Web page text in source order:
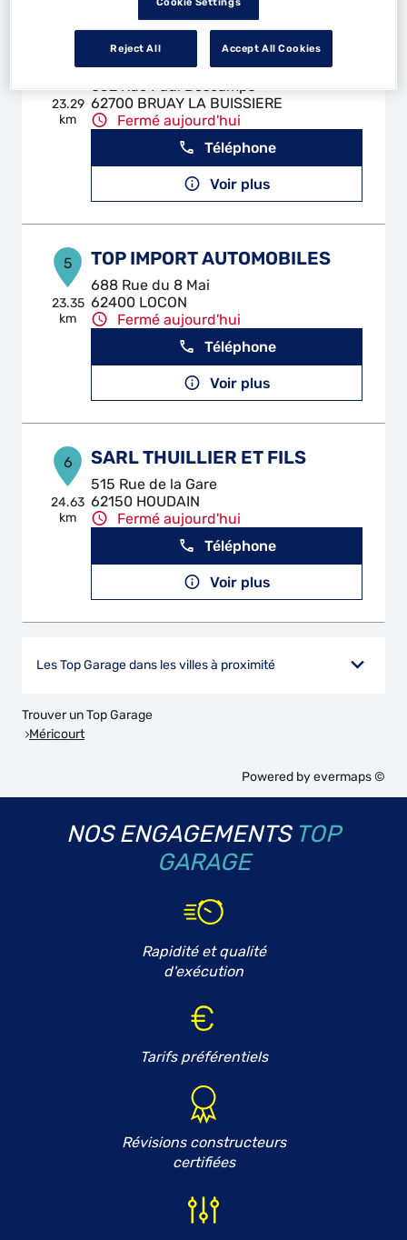
23.29
km
MECA EXPERT BRUAY
652 Rue Paul Descamps
62700 BRUAY LA BUISSIERE
Fermé aujourd'hui
Téléphone
Voir plus
5
23.35
km
TOP IMPORT AUTOMOBILES
688 Rue du 8 Mai
62400 LOCON
Fermé aujourd'hui
Téléphone
Voir plus
6
24.63
km
SARL THUILLIER ET FILS
515 Rue de la Gare
62150 HOUDAIN
Fermé aujourd'hui
Téléphone
Voir plus
Les Top Garage dans les villes à proximité
Trouver un Top Garage
Méricourt
Powered byevermaps ©
NOS ENGAGEMENTS TOP
GARAGE
Rapidité et qualité
d'exécution
Tarifs préférentiels
Révisions constructeurs
certifiées
Reject All Accept All Cookies